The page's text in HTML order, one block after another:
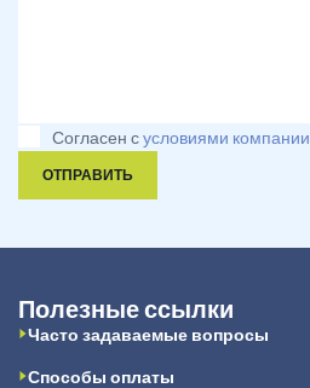
Согласен сусловиями компании
ОТПРАВИТЬ
Полезные ссылки
Часто задаваемые вопросы
Способы оплаты